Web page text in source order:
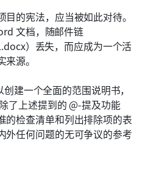
的宪法，应当被如此对待。
文档，随邮件链
）丢失，而应成为一个活
源。
建一个全面的范围说明书，
了上述提到的 @-提及功能
的检查清单和列出排除项的表
外任何问题的无可争议的参考